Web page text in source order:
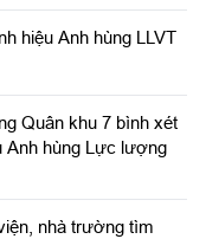
hiệu Anh hùng LLVT
Quân khu 7 bình xét
Anh hùng Lực lượng
nhà trường tìm